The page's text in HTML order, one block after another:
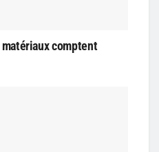
comptent